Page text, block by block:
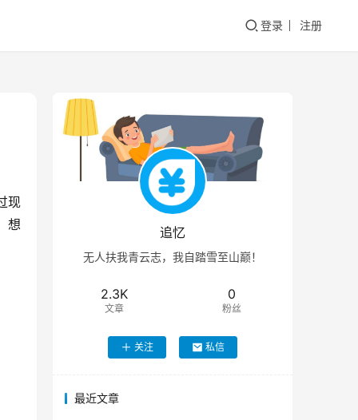
登录 注册
现
想
追忆
无人扶我青云志，我自踏雪至山巅！
2.3K
文章
0
粉丝
关注 私信
最近文章